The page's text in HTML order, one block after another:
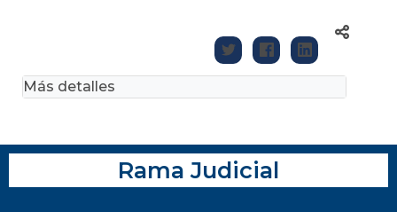
Más detalles
Rama Judicial